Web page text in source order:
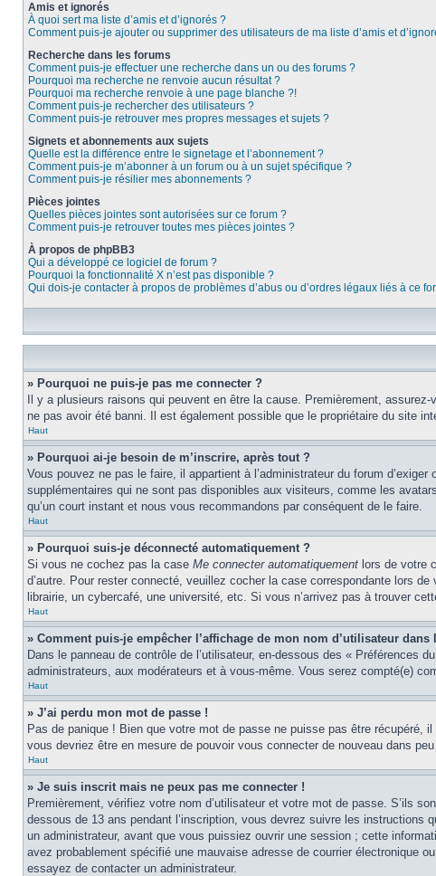
Amis et ignorés
À quoi sert ma liste d’amis et d’ignorés ?
Comment puis-je ajouter ou supprimer des utilisateurs de ma liste d’amis et
Recherche dans les forums
Comment puis-je effectuer une recherche dans un ou des forums ?
Pourquoi ma recherche ne renvoie aucun résultat ?
Pourquoi ma recherche renvoie à une page blanche ?!
Comment puis-je rechercher des utilisateurs ?
Comment puis-je retrouver mes propres messages et sujets ?
Signets et abonnements aux sujets
Quelle est la différence entre le signetage et l’abonnement ?
Comment puis-je m’abonner à un forum ou à un sujet spécifique ?
Comment puis-je résilier mes abonnements ?
Pièces jointes
Quelles pièces jointes sont autorisées sur ce forum ?
Comment puis-je retrouver toutes mes pièces jointes ?
À propos de phpBB3
Qui a développé ce logiciel de forum ?
Pourquoi la fonctionnalité X n’est pas disponible ?
Qui dois-je contacter à propos de problèmes d’abus ou d’ordres légaux liés à ce
» Pourquoi ne puis-je pas me connecter ?
Il y a plusieurs raisons qui peuvent en être la cause. Premièrement,
ne pas avoir été banni. Il est également possible que le propriétaire du site
Haut
» Pourquoi ai-je besoin de m’inscrire, après tout ?
Vous pouvez ne pas le faire, il appartient à l’administrateur du forum
supplémentaires qui ne sont pas disponibles aux visiteurs, comme les
qu’un court instant et nous vous recommandons par conséquent de le faire.
Haut
» Pourquoi suis-je déconnecté automatiquement ?
Si vous ne cochez pas la case Me connecter automatiquement lors de votre
d’autre. Pour rester connecté, veuillez cocher la case correspondante lors
librairie, un cybercafé, une université, etc. Si vous n’arrivez pas à trouver
Haut
» Comment puis-je empêcher l’affichage de mon nom d’utilisateur
Dans le panneau de contrôle de l’utilisateur, en-dessous des « Préférences
administrateurs, aux modérateurs et à vous-même. Vous serez compté(e)
Haut
» J’ai perdu mon mot de passe !
Pas de panique ! Bien que votre mot de passe ne puisse pas être
vous devriez être en mesure de pouvoir vous connecter de nouveau dans
Haut
» Je suis inscrit mais ne peux pas me connecter !
Premièrement, vérifiez votre nom d’utilisateur et votre mot de passe. S’ils
dessous de 13 ans pendant l’inscription, vous devrez suivre les
un administrateur, avant que vous puissiez ouvrir une session ; cette
avez probablement spécifié une mauvaise adresse de courrier électronique
essayez de contacter un administrateur.